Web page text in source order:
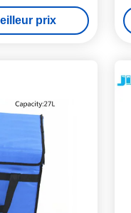
médecine
prix